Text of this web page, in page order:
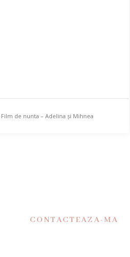
Film de nunta – Adelina și Mihnea
CONTACTEAZA-MA